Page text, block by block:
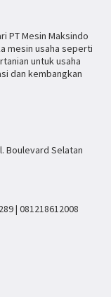
PT Mesin Maksindo
mesin usaha seperti
untuk usaha
dan kembangkan
Boulevard Selatan
| 081218612008